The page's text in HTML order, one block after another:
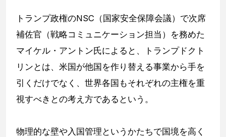
トランプ政権のNSC（国家安全保障会議）で次席
補佐官（戦略コミュニケーション担当）を務めた
マイケル・アントン氏によると、トランプドクト
リンとは、米国が他国を作り替える事業から手を
引くだけでなく、世界各国もそれぞれの主権を重
視すべきとの考え方であるという。
物理的な壁や入国管理というかたちで国境を高く